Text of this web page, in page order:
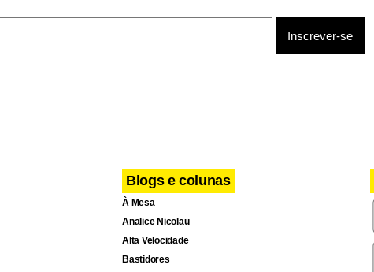
até ter seu cargo exonerado no Comitê Executivo da entidade
faltas excessivas nas reuniões do grupo.
craque brasileiro nos difíceis confrontos que terá nos dias 8 e
e Venezuela, respectivamente.
Blogs e colunas
À Mesa
Analice Nicolau
Alta Velocidade
Bastidores